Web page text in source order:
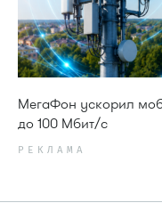
МегаФон ускорил
до 100 Мбит/с
РЕКЛАМА